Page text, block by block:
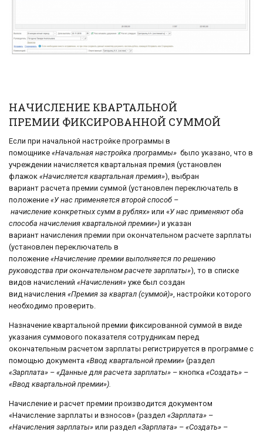
НАЧИСЛЕНИЕ КВАРТАЛЬНОЙ
ПРЕМИИ ФИКСИРОВАННОЙ СУММОЙ
Если при начальной настройке программы в
помощнике «Начальная настройка программы» было указано, что в
учреждении начисляется квартальная премия (установлен
флажок «Начисляется квартальная премия»), выбран
вариант расчета премии суммой (установлен переключатель в
положение «У нас применяется второй способ –
начисление конкретных сумм в рублях» или «У нас применяют оба
способа начисления квартальной премии») и указан
вариант начисления премии при окончательном расчете зарплаты
(установлен переключатель в
положение «Начисление премии выполняется по решению
руководства при окончательном расчете зарплаты»), то в списке
видов начислений «Начисления» уже был создан
вид начисления «Премия за квартал (суммой)» , настройки которого
необходимо проверить.
Назначение квартальной премии фиксированной суммой в виде
указания суммового показателя сотрудникам перед
окончательным расчетом зарплаты регистрируется в программе с
помощью документа «Ввод квартальной премии» (раздел
«Зарплата» – «Данные для расчета зарплаты» – кнопка «Создать» –
«Ввод квартальной премии»).
Начисление и расчет премии производится документом
«Начисление зарплаты и взносов» (раздел «Зарплата» –
«Начисления зарплаты» или раздел «Зарплата» – «Создать» –